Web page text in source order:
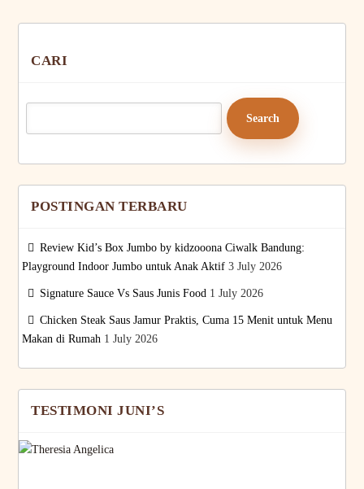
CARI
POSTINGAN TERBARU
Review Kid’s Box Jumbo by kidzooona Ciwalk Bandung:
Playground Indoor Jumbo untuk Anak Aktif 3 July 2026
Signature Sauce Vs Saus Junis Food 1 July 2026
Chicken Steak Saus Jamur Praktis, Cuma 15 Menit untuk Menu
Makan di Rumah 1 July 2026
TESTIMONI JUNI’S